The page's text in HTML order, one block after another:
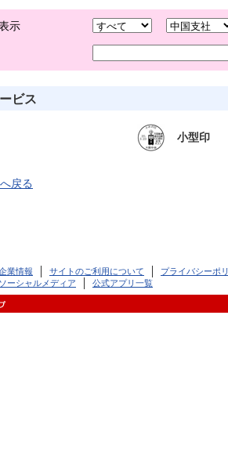
示
ビス
小型印
戻る
業情報 サイトのご利用について
プライバシーポ
ソーシャルメディア
公式アプリ一覧